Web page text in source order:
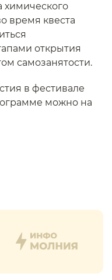
химического
время квеста
открытия
самозанятости.
в фестивале
можно на